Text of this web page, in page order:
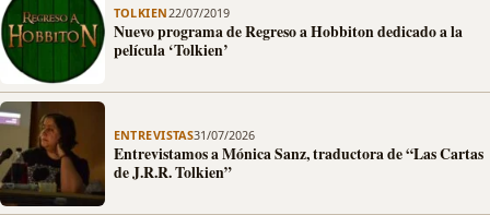
TOLKIEN 22/07/2019
Nuevo programa de Regreso a Hobbiton dedicado a la
película ‘Tolkien’
ENTREVISTAS31/07/2026
Entrevistamos a Mónica Sanz, traductora de “Las Cartas
de J.R.R. Tolkien”